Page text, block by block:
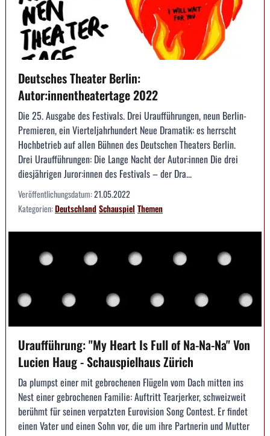
Deutsches Theater Berlin:
Autor:innentheatertage 2022
Die 25. Ausgabe des Festivals. Drei Uraufführungen, neun Berlin-
Premieren, ein Vierteljahrhundert Neue Dramatik: es herrscht
Hochbetrieb auf allen Bühnen des Deutschen Theaters Berlin.
Drei Uraufführungen: Die Lange Nacht der Autor:innen Die drei
diesjährigen Juror:innen des Festivals – der Dra...
Veröffentlichungsdatum:21.05.2022
Kategorien:DeutschlandSchauspiel Themen
Uraufführung: "My Heart Is Full of Na-Na-Na" Von
Lucien Haug - Schauspielhaus Zürich
Da plumpst einer mit gebrochenen Flügeln vom Dach mitten ins
Nest einer gebrochenen Familie: Auftritt Tearjerker, schweizweit
berühmt für seinen verpatzten Eurovision Song Contest. Er findet
einen Vater und einen Sohn vor, die um ihre Partnerin und Mutter